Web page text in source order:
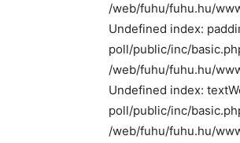
/web/fuhu/fuhu.hu/
Undefined index:
poll/public/inc/
/web/fuhu/fuhu.hu/
Undefined index:
poll/public/inc/
/web/fuhu/fuhu.hu/